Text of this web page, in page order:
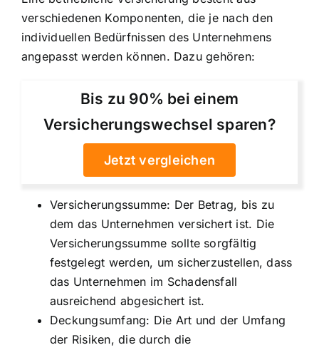
verschiedenen Komponenten, die je nach den
individuellen Bedürfnissen des Unternehmens
angepasst werden können. Dazu gehören:
Bis zu 90% bei einem
Versicherungswechsel sparen?
Jetzt vergleichen
Versicherungssumme: Der Betrag, bis zu
dem das Unternehmen versichert ist. Die
Versicherungssumme sollte sorgfältig
festgelegt werden, um sicherzustellen, dass
das Unternehmen im Schadensfall
ausreichend abgesichert ist.
Deckungsumfang: Die Art und der Umfang
der Risiken, die durch die